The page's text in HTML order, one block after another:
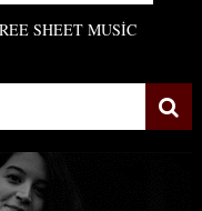
SHEET MUSIC